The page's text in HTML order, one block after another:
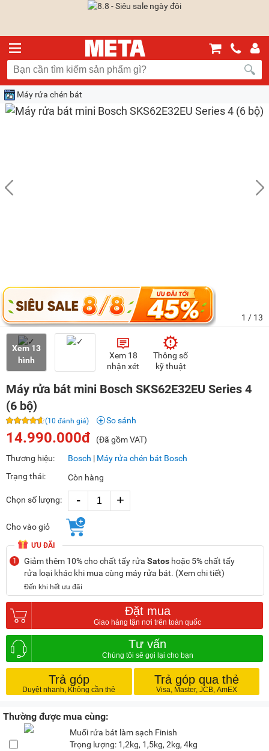
Máy rửa chén bát
1 / 13
Xem 13
hình
Xem 18
nhận xét
Thông số
kỹ thuật
Máy rửa bát mini Bosch SKS62E32EU Series 4
(6 bộ)
(10 đánh giá) So sánh
14.990.000đ
(Đã gồm VAT)
Thương hiệu:
Bosch | Máy rửa chén bát Bosch
Trạng thái:
Còn hàng
Chọn số lượng: - +
Cho vào giỏ
ƯU ĐÃI
1
Giảm thêm 10% cho chất tẩy rửa Satos hoặc 5% chất tẩy
rửa loại khác khi mua cùng máy rửa bát. (Xem chi tiết)
Đến khi hết ưu đãi
Đặt mua
Tư vấn
Trả góp Trả góp qua thẻ
Thường được mua cùng:
Muối rửa bát làm sạch Finish
Trọng lượng: 1,2kg, 1,5kg, 2kg, 4kg